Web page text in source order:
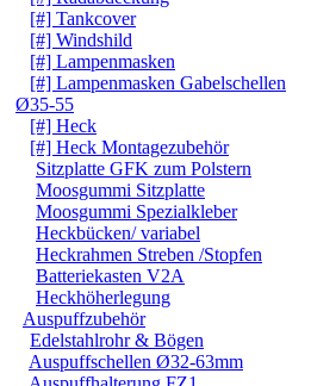
[#] Tankcover
[#] Windshild
[#] Lampenmasken
[#] Lampenmasken Gabelschellen
Ø35-55
[#] Heck
[#] Heck Montagezubehör
Sitzplatte GFK zum Polstern
Moosgummi Sitzplatte
Moosgummi Spezialkleber
Heckbücken/ variabel
Heckrahmen Streben /Stopfen
Batteriekasten V2A
Heckhöherlegung
Auspuffzubehör
Edelstahlrohr & Bögen
Auspuffschellen Ø32-63mm